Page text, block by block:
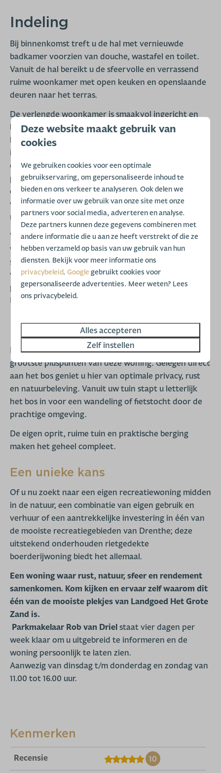
Indeling
Bij binnenkomst treft u de hal met vernieuwde
badkamer voorzien van douche, wastafel en toilet.
Vanuit de hal bereikt u de sfeervolle en verrassend
ruime woonkamer met open keuken en openslaande
deuren naar het terras.
De verlengde woonkamer is smaakvol ingericht en
biedt volop ruimte om te ontspannen. De moderne
keuken beschikt over een koelkast met vriesvak,
inductieplaat, afzuigkap, vaatwasser en
combimagnetron. Vanuit de keuken bereikt u de
praktische bijkeuken met toegang tot de tuin. Verder
een gashaard voor de gezellige sfeer en warmte in de
winter. De gehele woning is voorziening van een
mooie pvc vloer.
Via de fraaie hardhouten trap komt u op de
verdieping. Hier bevinden zich twee comfortabele
slaapkamers met boxspringbedden. Op de overloop
vindt u bovendien een karakteristieke bedstede, die
perfect aansluit bij de authentieke sfeer van deze
Drentse woning.
Buitenleven op zijn best
De royale tuin vormt zonder twijfel één van de
grootste pluspunten van deze woning. Gelegen direct
aan het bos geniet u hier van optimale privacy, rust
en natuurbeleving. Vanuit uw tuin stapt u letterlijk
het bos in voor een wandeling of fietstocht door de
prachtige omgeving.
De eigen oprit, ruime tuin en praktische berging
maken het geheel compleet.
Een unieke kans
Of u nu zoekt naar een eigen recreatiewoning midden
in de natuur, een combinatie van eigen gebruik en
verhuur of een aantrekkelijke investering in één van
de mooiste recreatiegebieden van Drenthe; deze
uitstekend onderhouden rietgedekte
boerderijwoning biedt het allemaal.
Een woning waar rust, natuur, sfeer en rendement
samenkomen. Kom kijken en ervaar zelf waarom dit
één van de mooiste plekjes van Landgoed Het Grote
Zand is.
Parkmakelaar Rob van Drielstaat vier dagen per
week klaar om u uitgebreid te informeren en de
woning persoonlijk te laten zien.
Aanwezig van dinsdag t/m donderdag en zondag van
11.00 tot 16.00 uur.
Kenmerken
Recensie 10
Deze website maakt gebruik van
cookies
We gebruiken cookies voor een optimale
gebruikservaring, om gepersonaliseerde inhoud te
bieden en ons verkeer te analyseren. Ook delen we
informatie over uw gebruik van onze site met onze
partners voor social media, adverteren en analyse.
Deze partners kunnen deze gegevens combineren met
andere informatie die u aan ze heeft verstrekt of die ze
hebben verzameld op basis van uw gebruik van hun
diensten. Bekijk voor meer informatie ons
privacybeleid.Googlegebruikt cookies voor
gepersonaliseerde advertenties. Meer weten? Lees
ons privacybeleid.
Alles accepteren
Zelf instellen